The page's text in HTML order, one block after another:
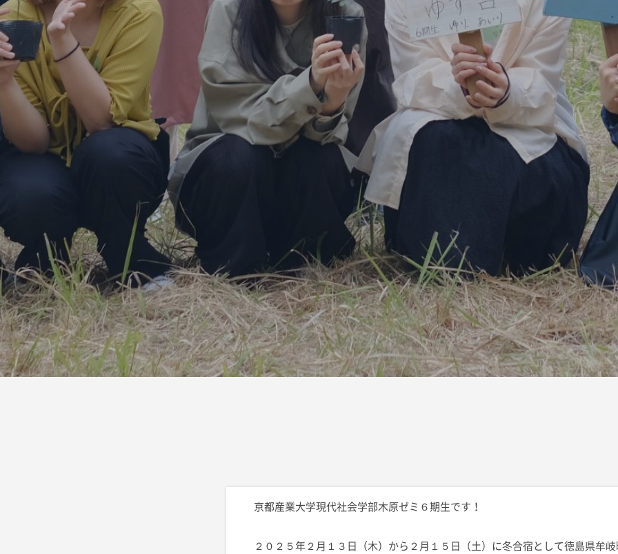
京都産業大学現代社会学部木原ゼミ６期生です！
２０２５年２月１３日（木）から２月１５日（土）に冬合宿として徳島県牟